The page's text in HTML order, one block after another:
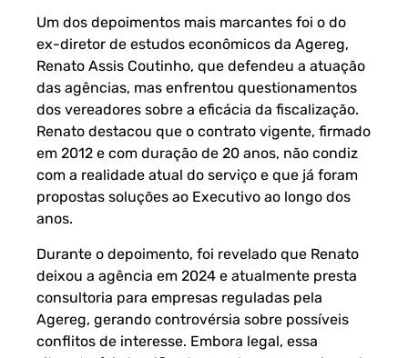
Um dos depoimentos mais marcantes foi o do
ex-diretor de estudos econômicos da Agereg,
Renato Assis Coutinho, que defendeu a atuação
das agências, mas enfrentou questionamentos
dos vereadores sobre a eficácia da fiscalização.
Renato destacou que o contrato vigente, firmado
em 2012 e com duração de 20 anos, não condiz
com a realidade atual do serviço e que já foram
propostas soluções ao Executivo ao longo dos
anos.
Durante o depoimento, foi revelado que Renato
deixou a agência em 2024 e atualmente presta
consultoria para empresas reguladas pela
Agereg, gerando controvérsia sobre possíveis
conflitos de interesse. Embora legal, essa